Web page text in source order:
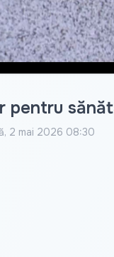
pentru
2 mai 2026 08:30